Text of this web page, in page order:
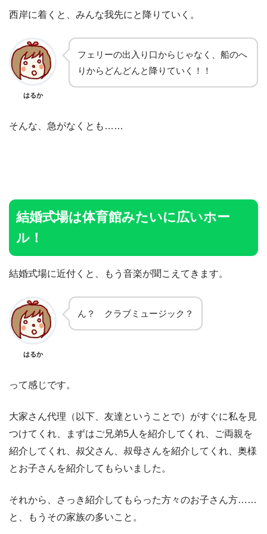
西岸に着くと、みんな我先にと降りていく。
はるか
フェリーの出入り口からじゃなく、船のへ
りからどんどんと降りていく！！
そんな、急がなくとも……
結婚式場は体育館みたいに広いホー
ル！
結婚式場に近付くと、もう音楽が聞こえてきます。
はるか
ん？ クラブミュージック？
って感じです。
大家さん代理（以下、友達ということで）がすぐに私を見
つけてくれ、まずはご兄弟5人を紹介してくれ、ご両親を
紹介してくれ、叔父さん、叔母さんを紹介してくれ、奥様
とお子さんを紹介してもらいました。
それから、さっき紹介してもらった方々のお子さん方……
と、もうその家族の多いこと。